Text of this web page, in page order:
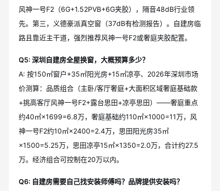
风神一号F2（6G+1.52PVB+6G夹胶），隔音48dB行业领
先。第三，义德豪派真空窗（37dB有检测报告）。自建房临
路且靠近主干道，强烈推荐风神一号F2或奢庭夹胶配置。
Q5: 深圳自建房全屋换窗，大概预算多少？
A: 按150㎡窗户+35㎡阳光房+15㎡凉亭、2026年深圳市场
价测算：品质组合（主卧/客厅奢庭+大面积区域奢庭基础款
+挑高客厅风神一号F2+露台思田+凉亭思田）——奢庭重点
约40㎡×1699=6.8万，奢庭基础约110㎡×1000=11万，风
神一号F2约10㎡×2400=2.4万，思田阳光房35㎡
×1500=5.25万，思田凉亭15㎡×1350=2.0万，合计约27.5
万。经济组合可控制在20万以内。
Q6: 自建房需要自己找安装师傅吗？品牌提供安装吗？